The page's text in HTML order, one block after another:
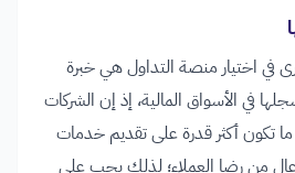
في اختيار منصة التداول هي خبرة
في الأسواق المالية، إذ إن الشركات
ما تكون أكثر قدرة على تقديم خدمات
من رضا العملاء؛ لذلك يجب على